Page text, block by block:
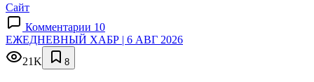
Сайт
Комментарии 10
ЕЖЕДНЕВНЫЙ ХАБР | 6 АВГ 2026
21K
8